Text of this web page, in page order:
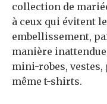
collection de
à ceux qui évitent
embellissement,
manière
mini-robes, vestes,
même t-shirts.